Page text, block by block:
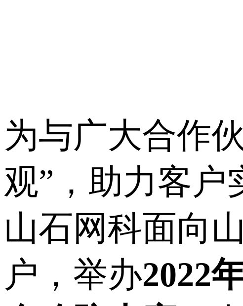
为与广大合作
观”，助力客户
山石网科面向
户，举办2022